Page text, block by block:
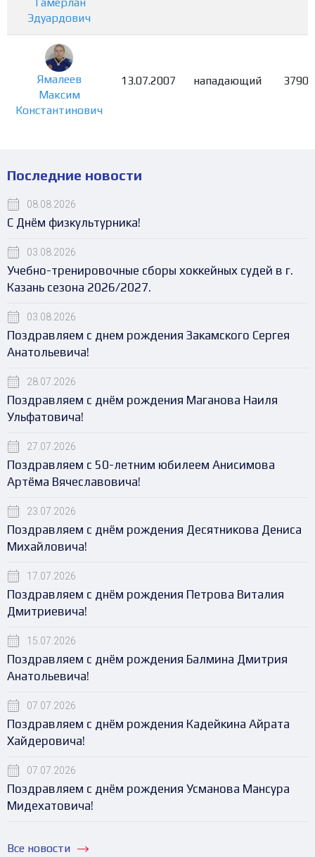
Тамерлан
Эдуардович
Ямалеев
Максим
Константинович
13.07.2007 нападающий 3790
Последние новости
08.08.2026
С Днём физкультурника!
03.08.2026
Учебно-тренировочные сборы хоккейных судей в г.
Казань сезона 2026/2027.
03.08.2026
Поздравляем с днем рождения Закамского Сергея
Анатольевича!
28.07.2026
Поздравляем с днём рождения Маганова Наиля
Ульфатовича!
27.07.2026
Поздравляем с 50-летним юбилеем Анисимова
Артёма Вячеславовича!
23.07.2026
Поздравляем с днём рождения Десятникова Дениса
Михайловича!
17.07.2026
Поздравляем с днём рождения Петрова Виталия
Дмитриевича!
15.07.2026
Поздравляем с днём рождения Балмина Дмитрия
Анатольевича!
07.07.2026
Поздравляем с днём рождения Кадейкина Айрата
Хайдеровича!
07.07.2026
Поздравляем с днём рождения Усманова Мансура
Мидехатовича!
Все новости